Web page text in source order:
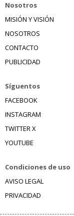
Nosotros
MISIÓN Y VISIÓN
NOSOTROS
CONTACTO
PUBLICIDAD
Síguentos
FACEBOOK
INSTAGRAM
TWITTER X
YOUTUBE
Condiciones de uso
AVISO LEGAL
PRIVACIDAD